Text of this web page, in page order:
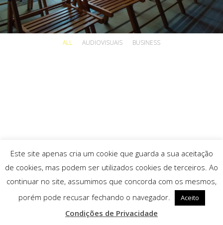
ALL AUDIOVISUAIS BUSINESS
© 2025 Associação ST Arte |Condições de Privacidade
Este site apenas cria um cookie que guarda a sua aceitação
de cookies, mas podem ser utilizados cookies de terceiros. Ao
continuar no site, assumimos que concorda com os mesmos,
porém pode recusar fechando o navegador.
Aceito
Condições de Privacidade